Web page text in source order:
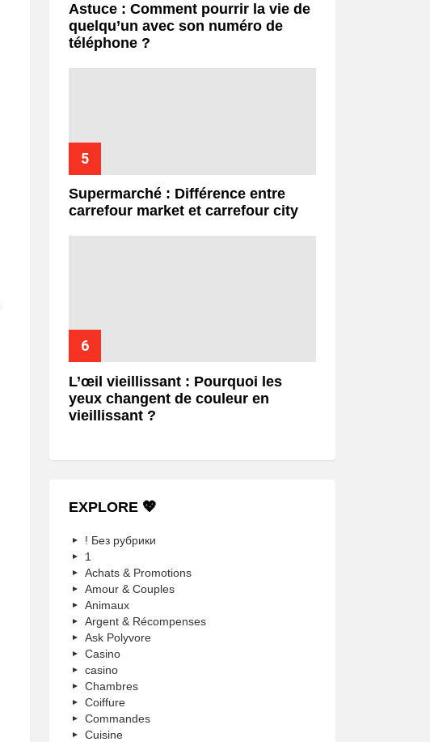
Astuce : Comment pourrir la vie de
quelqu’un avec son numéro de
téléphone ?
Supermarché : Différence entre
carrefour market et carrefour city
L’œil vieillissant : Pourquoi les
yeux changent de couleur en
vieillissant ?
EXPLORE 💖
! Без рубрики
1
Achats & Promotions
Amour & Couples
Animaux
Argent & Récompenses
Ask Polyvore
Casino
casino
Chambres
Coiffure
Commandes
Cuisine